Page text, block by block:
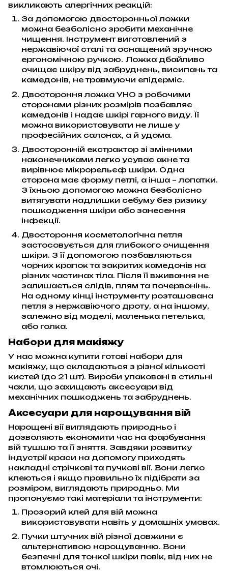
викликають алергічних реакцій:
За допомогою двосторонньої ложки
можна безболісно зробити механічне
чищення. Інструмент виготовлений з
нержавіючої сталі та оснащений зручною
ергономічною ручкою. Ложка дбайливо
очищає шкіру від забруднень, висипань та
камедонів, не травмуючи епідерміс.
Двостороння ложка УНО з робочими
сторонами різних розмірів позбавляє
камедонів і надає шкірі гарного виду. Її
можна використовувати не лише у
професійних салонах, а й удома.
Двосторонній екстрактор зі змінними
наконечниками легко усуває акне та
вирівнює мікрорельєф шкіри. Одна
сторона має форму петлі, а інша – лопатки.
З їхньою допомогою можна безболісно
витягувати надлишки себуму без ризику
пошкодження шкіри або занесення
інфекції.
Двостороння косметологічна петля
застосовується для глибокого очищення
шкіри. З її допомогою позбавляються
чорних крапок та закритих камедонів на
різних частинах тіла. Після її вживання не
залишається слідів, плям та почервонінь.
На одному кінці інструменту розташована
петля з нержавіючого дроту, а на іншому,
залежно від моделі, маленька петелька,
або голка.
Набори для макіяжу
У нас можна купити готові набори для
макіяжу, що складаються з різної кількості
кистей (до 21 шт). Вироби упаковані в стильні
чохли, що захищають аксесуари від
механічних пошкоджень та забруднень.
Аксесуари для нарощування вій
Нарощені вії виглядають природньо і
дозволяють економити час на фарбування
вій тушшю та її зняття. Завдяки розвитку
індустрії краси на допомогу приходять
накладні стрічкові та пучкові вії. Вони легко
клеються і якщо правильно їх підібрати за
розміром, виглядають природньо. Ми
пропонуємо такі матеріали та інструменти:
Прозорий клей для вій можна
використовувати навіть у домашніх умовах.
Пучки штучних вій різної довжини є
альтернативою нарощуванню. Вони
безпечні для тонкої шкіри повік, від них не
втомлюються очі.